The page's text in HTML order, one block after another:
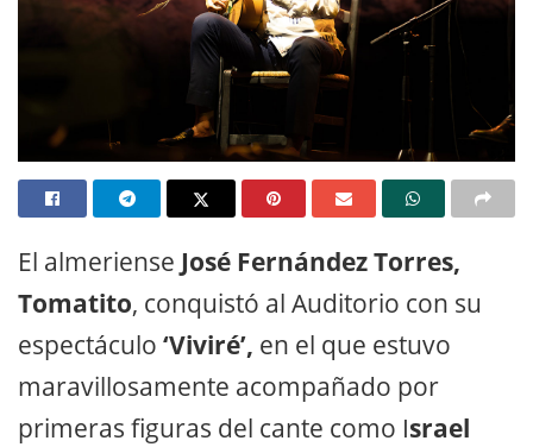
El almeriense José Fernández Torres,
Tomatito, conquistó al Auditorio con su
espectáculo ‘Viviré’, en el que estuvo
maravillosamente acompañado por
primeras figuras del cante como Israel